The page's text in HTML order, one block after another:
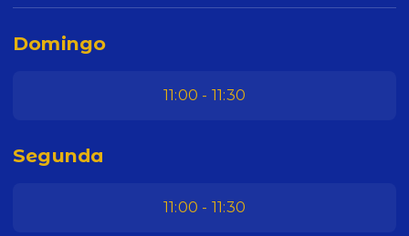
Domingo
11:00 - 11:30
Segunda
11:00 - 11:30